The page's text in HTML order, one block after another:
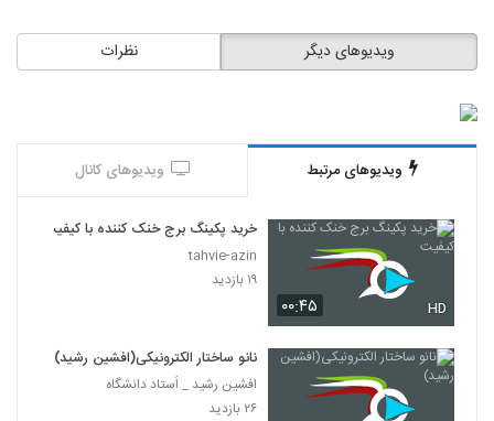
نظرات ویدیوهای دیگر
ویدیوهای مرتبط ویدیوهای کانال
۰۰:۴۵ HD
خرید پکینگ برج خنک کننده با کیفیت
tahvie-azin
۱۹ بازدید
نانو ساختار الکترونیکی(افشین رشید)
افشین رشید _ اُستاد دانشگاه
۲۶ بازدید